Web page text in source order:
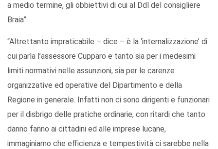
a medio termine, gli obbiettivi di cui al Ddl del consigliere
Braia”.
“Altrettanto impraticabile – dice – è la ‘internalizzazione’ di
cui parla l’assessore Cupparo e tanto sia per i medesimi
limiti normativi nelle assunzioni, sia per le carenze
organizzative ed operative del Dipartimento e della
Regione in generale. Infatti non ci sono dirigenti e funzionari
per il disbrigo delle pratiche ordinarie, con ritardi che tanto
danno fanno ai cittadini ed alle imprese lucane,
immaginiamo che efficienza e tempestività ci sarebbe nella